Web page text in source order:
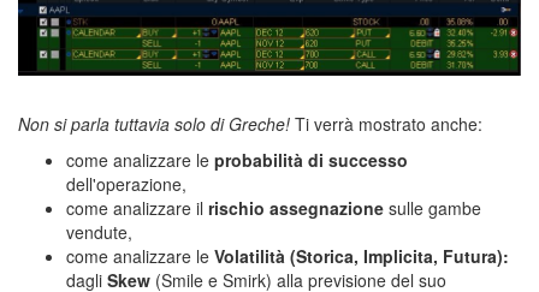
Non si parla tuttavia solo di Greche! Ti verrà mostrato anche:
come analizzare le probabilità di successo
dell'operazione,
come analizzare il rischio assegnazione sulle gambe
vendute,
come analizzare le Volatilità (Storica, Implicita, Futura):
dagli Skew (Smile e Smirk) alla previsione del suo